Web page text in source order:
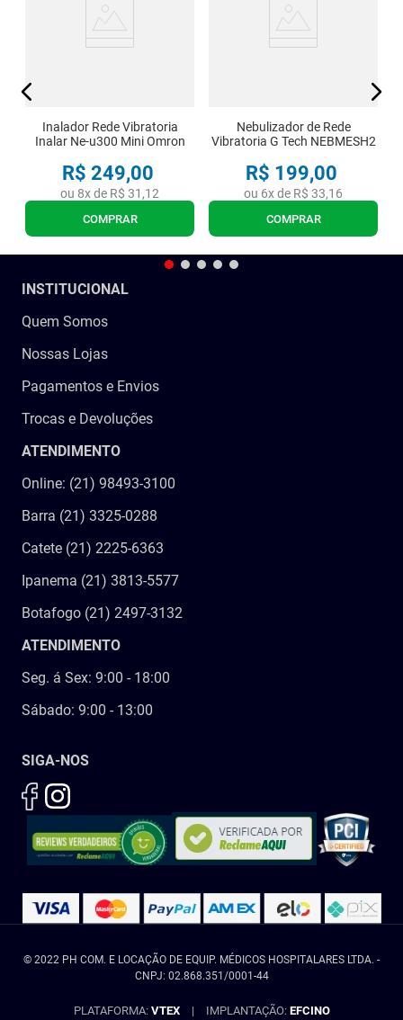
Inalador Rede Vibratoria
Inalar Ne-u300 Mini Omron
R$ 249,00
ou 8x de R$ 31 ,12
COMPRAR
Nebulizador de Rede
Vibratoria G Tech NEBMESH2
R$ 199,00
ou 6x de R$ 33,16
COMPRAR
INSTITUCIONAL
Quem Somos
Nossas Lojas
Pagamentos e Envios
Trocas e Devoluções
ATENDIMENTO
Online: (21) 98493-3100
Barra (21) 3325-0288
Catete (21) 2225-6363
Ipanema (21) 3813-5577
Botafogo (21) 2497-3132
ATENDIMENTO
Seg. á Sex: 9:00 - 18:00
Sábado: 9:00 - 13:00
SIGA-NOS
© 2022 PH COM. E LOCAÇÃO DE EQUIP. MÉDICOS HOSPITALARES LTDA. -
CNPJ: 02.868.351/0001-44
PLATAFORMA: VTEX | IMPLANTAÇÃO: EFCINO